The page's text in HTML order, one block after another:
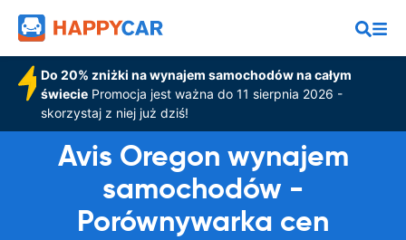
Do 20% zniżki na wynajem samochodów na całym
świeciePromocja jest ważna do 11 sierpnia 2026 -
skorzystaj z niej już dziś!
Avis Oregon wynajem
samochodów -
Porównywarka cen